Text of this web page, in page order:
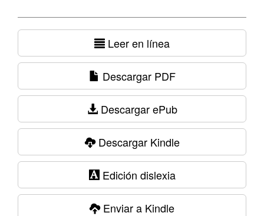
Leer en línea
Descargar PDF
Descargar ePub
Descargar Kindle
Edición dislexia
Enviar a Kindle